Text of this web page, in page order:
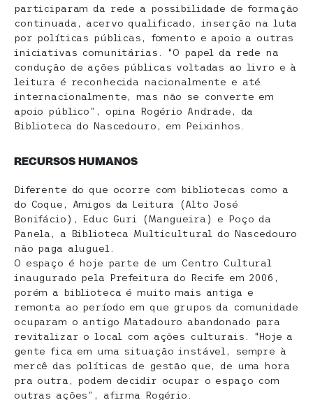
participaram da rede a possibilidade de formação
continuada, acervo qualificado, inserção na luta
por políticas públicas, fomento e apoio a outras
iniciativas comunitárias. “O papel da rede na
condução de ações públicas voltadas ao livro e à
leitura é reconhecida nacionalmente e até
internacionalmente, mas não se converte em
apoio público”, opina Rogério Andrade, da
Biblioteca do Nascedouro, em Peixinhos.
RECURSOS HUMANOS
Diferente do que ocorre com bibliotecas como a
do Coque, Amigos da Leitura (Alto José
Bonifácio), Educ Guri (Mangueira) e Poço da
Panela, a Biblioteca Multicultural do Nascedouro
não paga aluguel.
O espaço é hoje parte de um Centro Cultural
inaugurado pela Prefeitura do Recife em 2006,
porém a biblioteca é muito mais antiga e
remonta ao período em que grupos da comunidade
ocuparam o antigo Matadouro abandonado para
revitalizar o local com ações culturais. “Hoje a
gente fica em uma situação instável, sempre à
mercê das políticas de gestão que, de uma hora
pra outra, podem decidir ocupar o espaço com
outras ações”, afirma Rogério.